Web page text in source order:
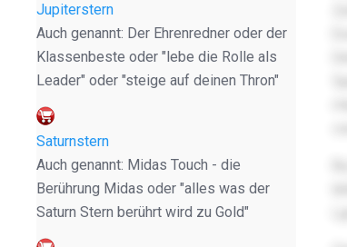
Jupiterstern
Auch genannt: Der Ehrenredner oder der
Klassenbeste oder "lebe die Rolle als
Leader" oder "steige auf deinen Thron"
Saturnstern
Auch genannt: Midas Touch - die
Berührung Midas oder "alles was der
Saturn Stern berührt wird zu Gold"